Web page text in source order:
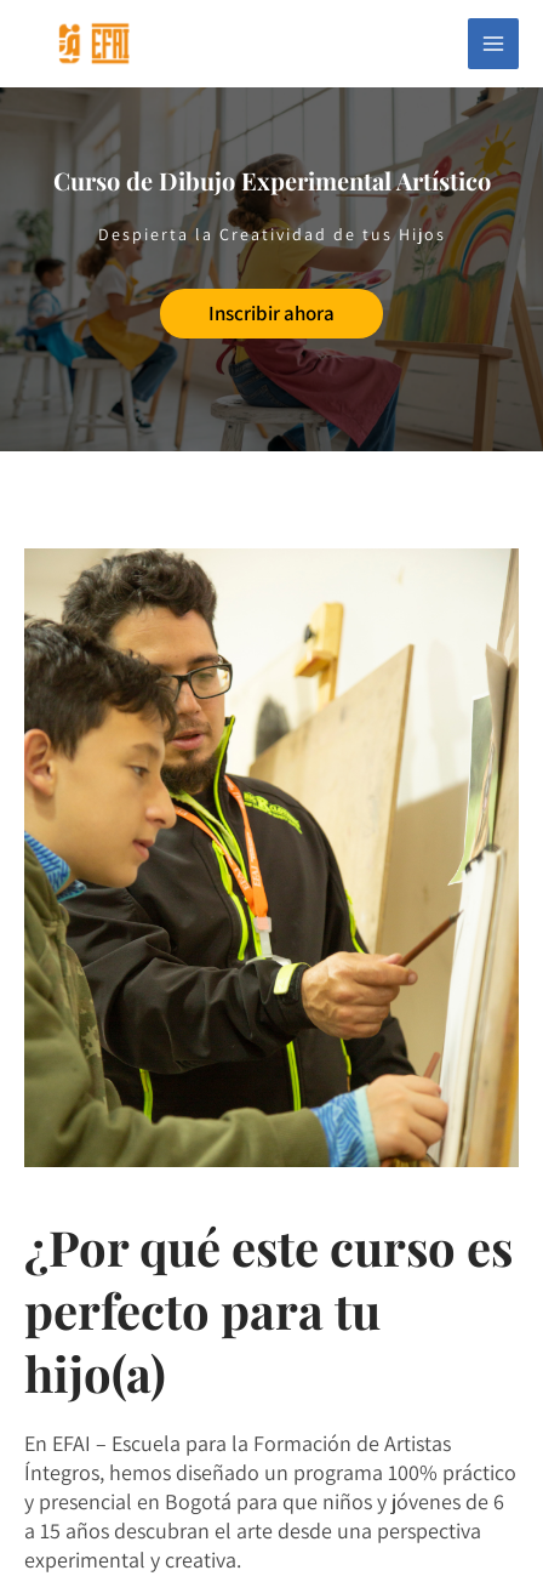
contenido
Main
Menu
Curso de Dibujo Experimental Artístico
Despierta la Creatividad de tus Hijos
Inscribir ahora
¿Por qué este curso es
perfecto para tu
hijo(a)
En EFAI – Escuela para la Formación de Artistas
Íntegros, hemos diseñado un programa 100% práctico
y presencial en Bogotá para que niños y jóvenes de 6
a 15 años descubran el arte desde una perspectiva
experimental y creativa.